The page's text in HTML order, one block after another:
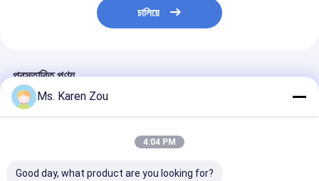
চালিয়ে
প্রস্তাবিত পণ্য
Ms. Karen Zou
4:04 PM
Good day, what product are you looking for?